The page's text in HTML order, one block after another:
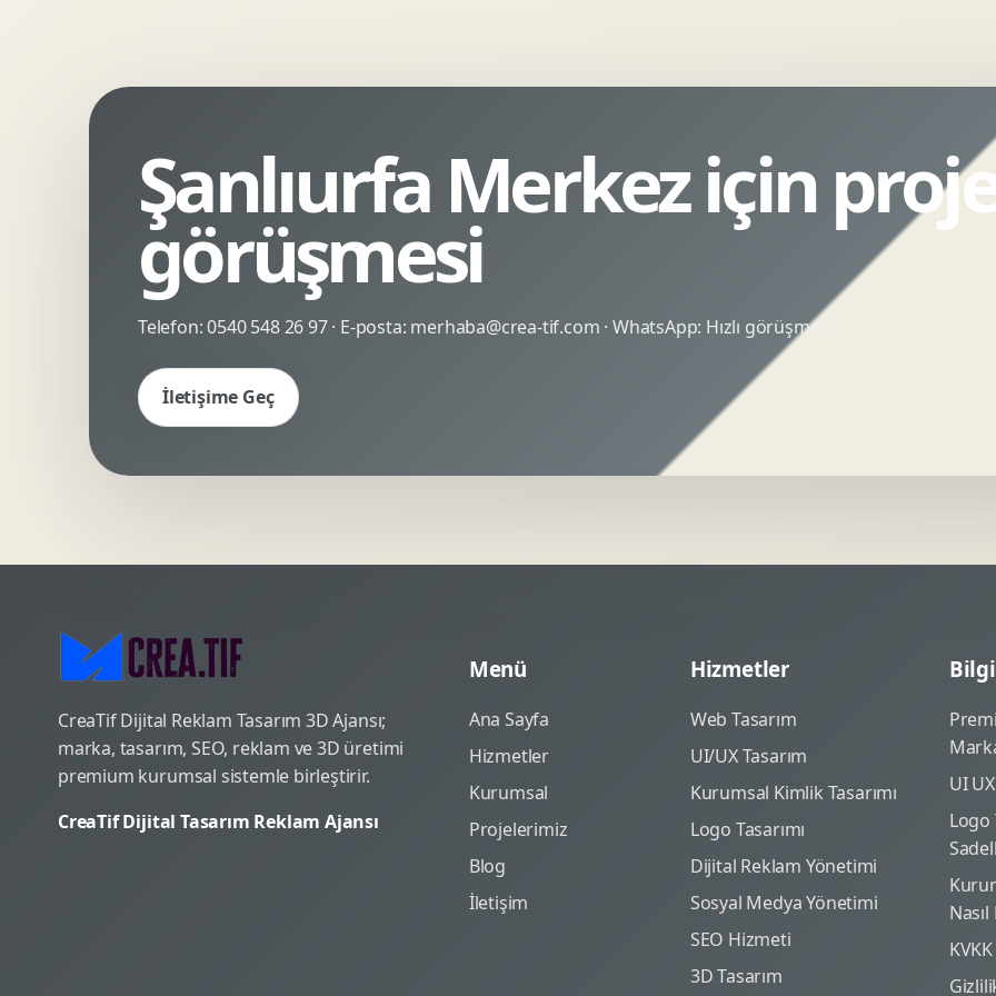
Şanlıurfa Merkez için
görüşmesi
Telefon:0540 548 26 97· E-posta: merhaba@crea-tif.com · WhatsApp: Hızlı görüşme
İletişime Geç
CreaTif Dijital Reklam Tasarım 3D Ajansı;
marka, tasarım, SEO, reklam ve 3D üretimi
premium kurumsal sistemle birleştirir.
CreaTif Dijital Tasarım Reklam Ajansı
Menü
Ana Sayfa
Hizmetler
Kurumsal
Projelerimiz
Blog
İletişim
Hizmetler
Web Tasarım
UI/UX Tasarım
Kurumsal Kimlik Tasarımı
Logo Tasarımı
Dijital Reklam Yönetimi
Sosyal Medya Yönetimi
SEO Hizmeti
3D Tasarım
Bilgi
UI
Logo
KVKK